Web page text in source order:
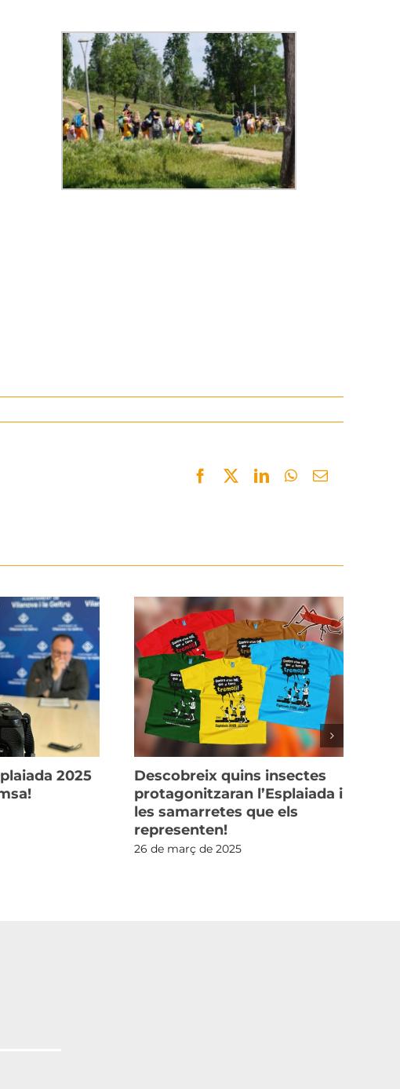
Facebook
TwitterLinkedInWhatsApp
Email
2025
Descobreix quins insectes
protagonitzaran l’Esplaiada i
les samarretes que els
representen!
26 de març de 2025